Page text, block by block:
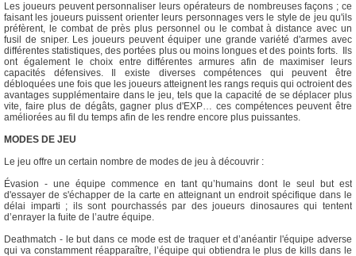
Les joueurs peuvent personnaliser leurs opérateurs de nombreuses façons ; ce
faisant les joueurs puissent orienter leurs personnages vers le style de jeu qu'ils
préfèrent, le combat de près plus personnel ou le combat à distance avec un
fusil de sniper. Les joueurs peuvent équiper une grande variété d'armes avec
différentes statistiques, des portées plus ou moins longues et des points forts. Ils
ont également le choix entre différentes armures afin de maximiser leurs
capacités défensives. Il existe diverses compétences qui peuvent être
débloquées une fois que les joueurs atteignent les rangs requis qui octroient des
avantages supplémentaire dans le jeu, tels que la capacité de se déplacer plus
vite, faire plus de dégâts, gagner plus d'EXP… ces compétences peuvent être
améliorées au fil du temps afin de les rendre encore plus puissantes.
MODES DE JEU
Le jeu offre un certain nombre de modes de jeu à découvrir :
Évasion - une équipe commence en tant qu’humains dont le seul but est
d'essayer de s'échapper de la carte en atteignant un endroit spécifique dans le
délai imparti ; ils sont pourchassés par des joueurs dinosaures qui tentent
d’enrayer la fuite de l’autre équipe.
Deathmatch - le but dans ce mode est de traquer et d’anéantir l'équipe adverse
qui va constamment réapparaître, l’équipe qui obtiendra le plus de kills dans le